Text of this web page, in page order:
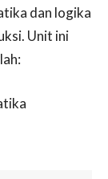
dan logika
Unit ini